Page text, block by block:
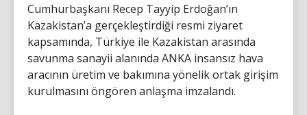
Cumhurbaşkanı Recep Tayyip Erdoğan’ın
Kazakistan’a gerçekleştirdiği resmi ziyaret
kapsamında, Türkiye ile Kazakistan arasında
savunma sanayii alanında ANKA insansız hava
aracının üretim ve bakımına yönelik ortak girişim
kurulmasını öngören anlaşma imzalandı.